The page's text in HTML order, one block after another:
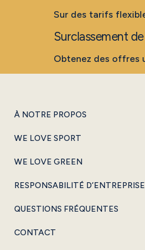
Sur des tarifs
Surclassement
Obtenez des offres
À NOTRE PROPOS
WE LOVE SPORT
WE LOVE GREEN
RESPONSABILITÉ D’ENTREPRISE
QUESTIONS FRÉQUENTES
CONTACT